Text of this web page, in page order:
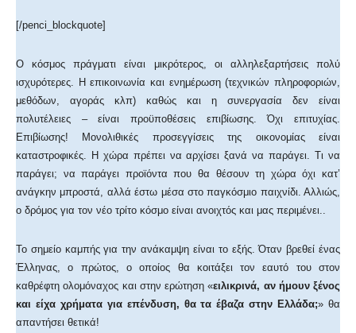
[/penci_blockquote]
Ο κόσμος πράγματι είναι μικρότερος, οι αλληλεξαρτήσεις πολύ
ισχυρότερες. Η επικοινωνία και ενημέρωση (τεχνικών πληροφοριών,
μεθόδων, αγοράς κλπ) καθώς και η συνεργασία δεν είναι
πολυτέλειες – είναι προϋποθέσεις επιβίωσης. Όχι επιτυχίας.
Επιβίωσης! Μονολιθικές προσεγγίσεις της οικονομίας είναι
καταστροφικές. Η χώρα πρέπει να αρχίσει ξανά να παράγει. Τι να
παράγει; να παράγει προϊόντα που θα θέσουν τη χώρα όχι κατ’
ανάγκην μπροστά, αλλά έστω μέσα στο παγκόσμιο παιχνίδι. Αλλιώς,
ο δρόμος για τον νέο τρίτο κόσμο είναι ανοιχτός και μας περιμένει..
Το σημείο καμπής για την ανάκαμψη είναι το εξής. Όταν βρεθεί ένας
Έλληνας, ο πρώτος, ο οποίος θα κοιτάξει τον εαυτό του στον
καθρέφτη ολομόναχος και στην ερώτηση «ειλικρινά, αν ήμουν ξένος
και είχα χρήματα για επένδυση, θα τα έβαζα στην Ελλάδα;» θα
απαντήσει θετικά!